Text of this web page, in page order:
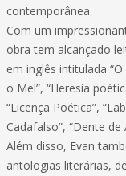
contemporânea.
Com um
obra tem alcançado
em inglês intitulada
o Mel”, “Heresia
“Licença Poética”,
Cadafalso”, “Dente de
Além disso, Evan
antologias literárias,